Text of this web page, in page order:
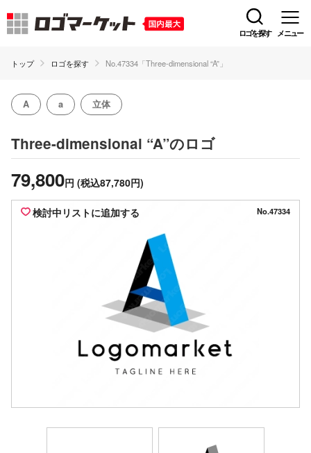
ロゴを探す メニュー
トップ ロゴを探す No.47334「Three-dimensional “A”」
A a 立体
Three-dimensional “A”のロゴ
79,800円 (税込87,780円)
検討中リストに追加する No.47334